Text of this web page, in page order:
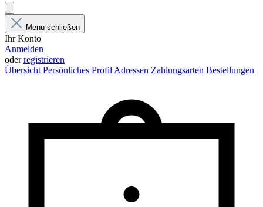
Menü schließen
Ihr Konto
Anmelden
oderregistrieren
Übersicht Persönliches Profil Adressen Zahlungsarten Bestellungen